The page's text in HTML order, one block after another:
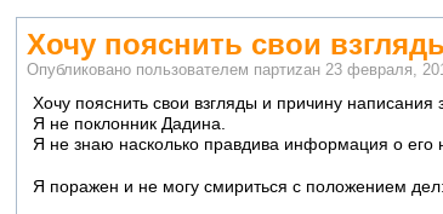
Хочу пояснить свои
Опубликовано пользователем партиzан 23 февраля,
Хочу пояснить свои взгляды и причину написания
Я не поклонник Дадина.
Я не знаю насколько правдива информация о его
Я поражен и не могу смириться с положением дел: